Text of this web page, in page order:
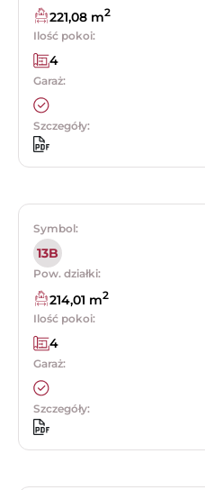
221,08 m2
Ilość pokoi:
4
Garaż:
Szczegóły:
Symbol:
13B
Pow. działki:
214,01 m2
Ilość pokoi:
4
Garaż:
Szczegóły: